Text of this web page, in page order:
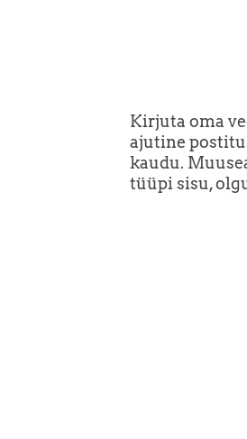
Kirjuta oma
ajutine
kaudu.
tüüpi sisu,